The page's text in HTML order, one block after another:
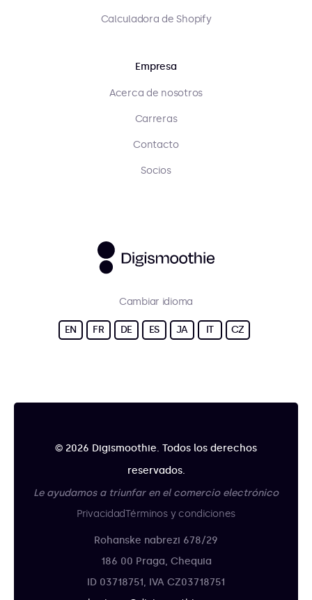
Calculadora de Shopify
Empresa
Acerca de nosotros
Carreras
Contacto
Socios
Cambiar idioma
EN FR DE ES JA IT CZ
© 2026 Digismoothie. Todos los derechos
reservados.
Le ayudamos a triunfar en el comercio electrónico
PrivacidadTérminos y condiciones
Rohanske nabrezi 678/29
186 00 Praga, Chequia
ID 03718751, IVA CZ03718751